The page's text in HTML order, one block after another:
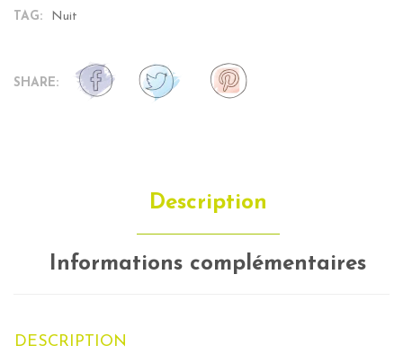
TAG: Nuit
SHARE:
Description
Informations complémentaires
DESCRIPTION